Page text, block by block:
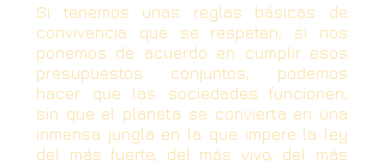
Si tenemos unas reglas básicas de
convivencia que se respeten, si nos
ponemos de acuerdo en cumplir esos
presupuestos conjuntos, podemos
hacer que las sociedades funcionen,
sin que el planeta se convierta en una
inmensa jungla en la que impere la ley
del más fuerte, del más vivo, del más